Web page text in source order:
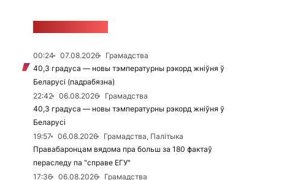
00:24 07.08.2026
Грамадства
40,3 градуса — новы тэмпературны рэкорд жніўня ў
Беларусі (падрабязна)
22:42
06.08.2026
Грамадства
40,3 градуса — новы тэмпературны рэкорд жніўня ў
Беларусі
19:57
06.08.2026
Грамадства, Палітыка
Правабаронцам вядома пра больш за 180 фактаў
пераследу па "справе ЕГУ"
17:36
06.08.2026
Грамадства